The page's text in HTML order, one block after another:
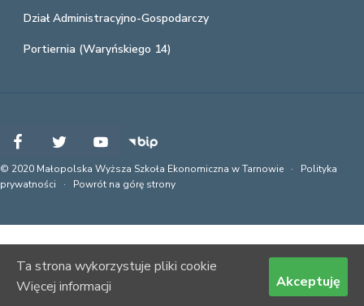
Dział Administracyjno-Gospodarczy
Portiernia (Waryńskiego 14)
© 2020 Małopolska Wyższa Szkoła Ekonomiczna w Tarnowie · Polityka
prywatności · Powrót na górę strony
Ta strona wykorzystuje pliki cookie
Więcej informacji
Akceptuję